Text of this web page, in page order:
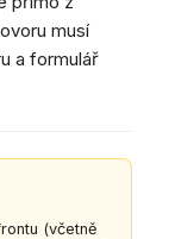
podpora
informace a tipy
BigQuery a
notifikace
online
musí
a formulář
(včetně